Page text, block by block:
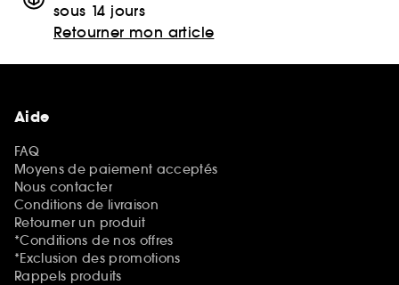
sous 14 jours
Retourner mon article
Aide
FAQ
Moyens de paiement acceptés
Nous contacter
Conditions de livraison
Retourner un produit
*Conditions de nos offres
*Exclusion des promotions
Rappels produits